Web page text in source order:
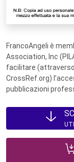
FrancoAngeli è
Association, Inc
facilitare
CrossRef.org)
pubblicazioni